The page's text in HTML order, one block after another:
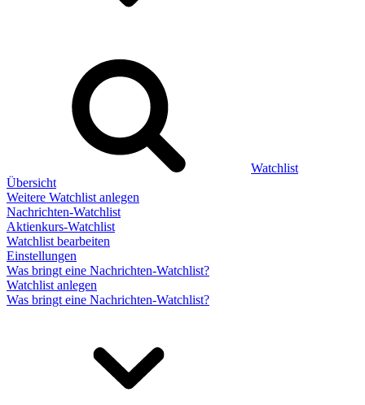
Watchlist
Übersicht
Weitere Watchlist anlegen
Nachrichten-Watchlist
Aktienkurs-Watchlist
Watchlist bearbeiten
Einstellungen
Was bringt eine Nachrichten-Watchlist?
Watchlist anlegen
Was bringt eine Nachrichten-Watchlist?